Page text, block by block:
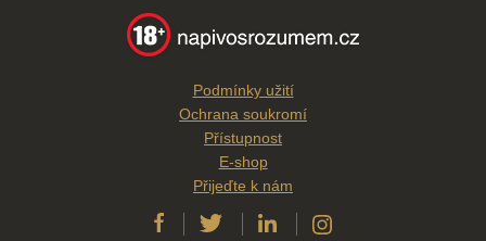
Podmínky užití
Ochrana soukromí
Přístupnost
E-shop
Přijeďte k nám